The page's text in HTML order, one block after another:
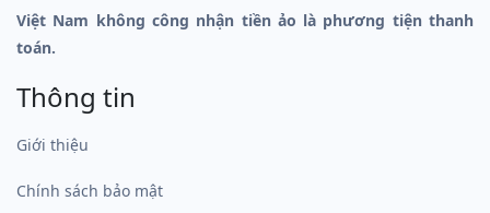
Việt Nam không công nhận tiền ảo là phương tiện thanh
toán.
Thông tin
Giới thiệu
Chính sách bảo mật